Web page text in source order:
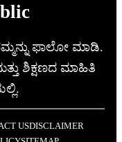
ಫಾಲೋ ಮಾಡಿ.
ಶಿಕ್ಷಣದ ಮಾಹಿತಿ
USDISCLAIMER